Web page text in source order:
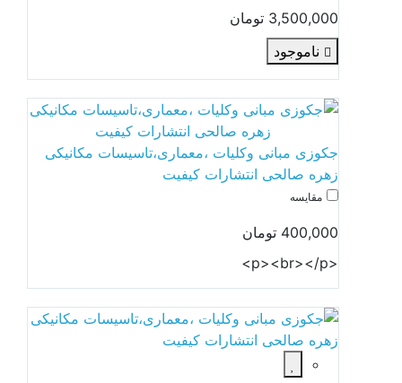
3,500,000 تومان
ناموجود
جکوزی مبانی وکلیات ،معماری،تاسیسات مکانیکی
زهره صالحی انتشارات کیفیت
مقایسه
400,000 تومان